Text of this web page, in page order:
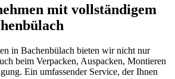
mit vollständigem
in Bachenbülach bieten wir nicht nur
beim Verpacken, Auspacken, Montieren
Ein umfassender Service, der Ihnen